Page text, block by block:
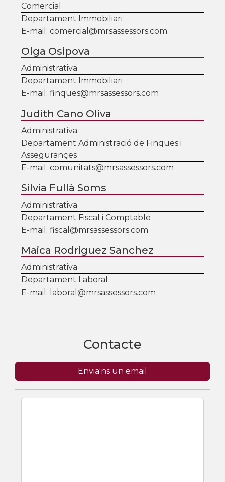
Comercial
Departament Immobiliari
E-mail: comercial@mrsassessors.com
Olga Osipova
Administrativa
Departament Immobiliari
E-mail: finques@mrsassessors.com
Judith Cano Oliva
Administrativa
Departament Administració de Finques i
Assegurançes
E-mail: comunitats@mrsassessors.com
Silvia Fullà Soms
Administrativa
Departament Fiscal i Comptable
E-mail: fiscal@mrsassessors.com
Maica Rodriguez Sanchez
Administrativa
Departament Laboral
E-mail: laboral@mrsassessors.com
Contacte
Envia'ns un email